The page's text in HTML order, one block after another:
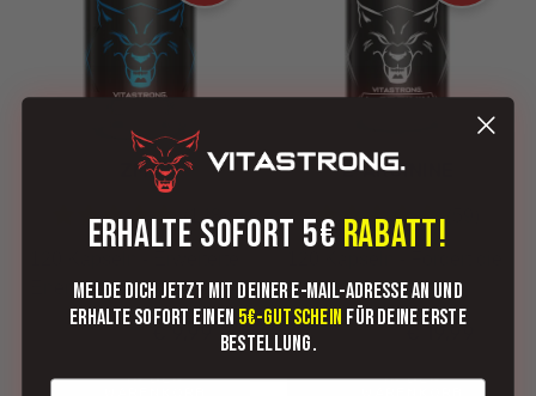
ZMA
(148)
Energieunterstützung
IN DEN
L-ARGININE
Sauerstoffversorgung
IN DEN
ERHALTE SOFORT 5€ RABATT!
Melde dich jetzt mit deiner E-Mail-Adresse an und
erhalte sofort einen 5€-Gutschein für deine erste
Bestellung.